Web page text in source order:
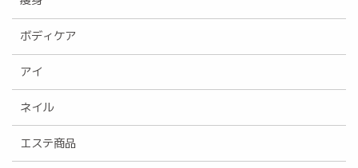
ボディケア
アイ
ネイル
エステ商品